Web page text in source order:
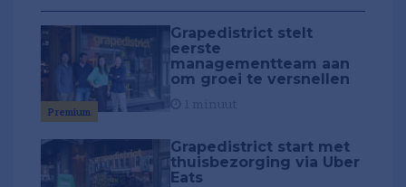
Premium
Grapedistrict stelt
eerste
managementteam aan
om groei te versnellen
Grapedistrict start met
thuisbezorging via Uber
Eats